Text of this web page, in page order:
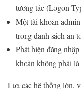
tương tác (Logon
Một tài khoản
trong danh sách an
Phát hiện đăng nhập
khoản không phải
Για các hệ thống lớn,